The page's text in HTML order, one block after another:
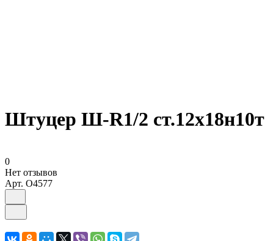
Штуцер Ш-R1/2 ст.12х18н10т
0
Нет отзывов
Арт. O4577